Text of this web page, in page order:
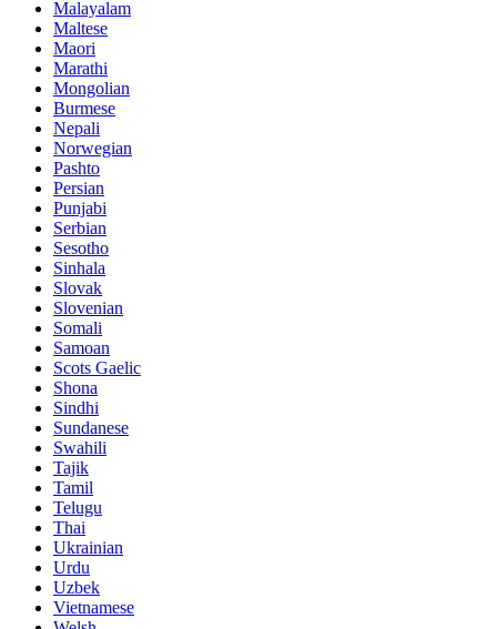
Malayalam
Maltese
Maori
Marathi
Mongolian
Burmese
Nepali
Norwegian
Pashto
Persian
Punjabi
Serbian
Sesotho
Sinhala
Slovak
Slovenian
Somali
Samoan
Scots Gaelic
Shona
Sindhi
Sundanese
Swahili
Tajik
Tamil
Telugu
Thai
Ukrainian
Urdu
Uzbek
Vietnamese